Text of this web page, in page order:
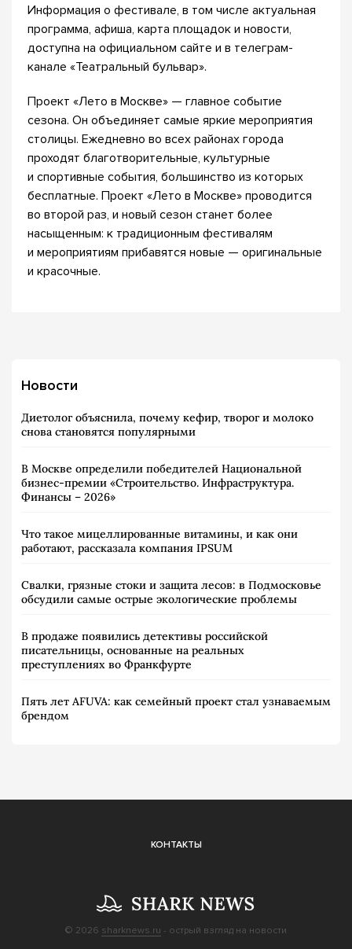
Информация о фестивале, в том числе актуальная
программа, афиша, карта площадок и новости,
доступна на официальном сайте и в телеграм-
канале «Театральный бульвар».
Проект «Лето в Москве» — главное событие
сезона. Он объединяет самые яркие мероприятия
столицы. Ежедневно во всех районах города
проходят благотворительные, культурные
и спортивные события, большинство из которых
бесплатные. Проект «Лето в Москве» проводится
во второй раз, и новый сезон станет более
насыщенным: к традиционным фестивалям
и мероприятиям прибавятся новые — оригинальные
и красочные.
Новости
Диетолог объяснила, почему кефир, творог и молоко
снова становятся популярными
В Москве определили победителей Национальной
бизнес-премии «Строительство. Инфраструктура.
Финансы – 2026»
Что такое мицеллированные витамины, и как они
работают, рассказала компания IPSUM
Свалки, грязные стоки и защита лесов: в Подмосковье
обсудили самые острые экологические проблемы
В продаже появились детективы российской
писательницы, основанные на реальных
преступлениях во Франкфурте
Пять лет AFUVA: как семейный проект стал узнаваемым
брендом
КОНТАКТЫ
© 2026 sharknews.ru - острый взгляд на новости